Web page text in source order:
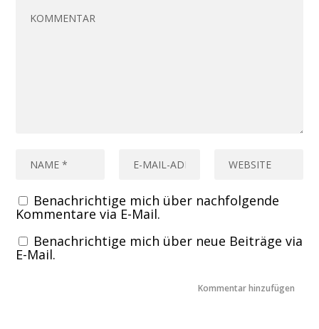
Benachrichtige mich über nachfolgende
Kommentare via E-Mail.
Benachrichtige mich über neue Beiträge via
E-Mail.